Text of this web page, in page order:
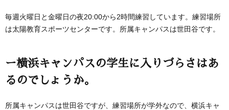
毎週火曜日と金曜日の夜20:00から2時間練習しています。練習場所
は太陽教育スポーツセンターです。所属キャンパスは世田谷です。
ー横浜キャンパスの学生に入りづらさはあ
るのでしょうか。
所属キャンパスは世田谷ですが、練習場所が学外なので、横浜キャ